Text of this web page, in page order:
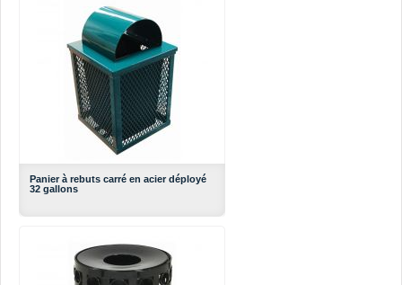
Panier à rebuts carré en acier déployé
32 gallons